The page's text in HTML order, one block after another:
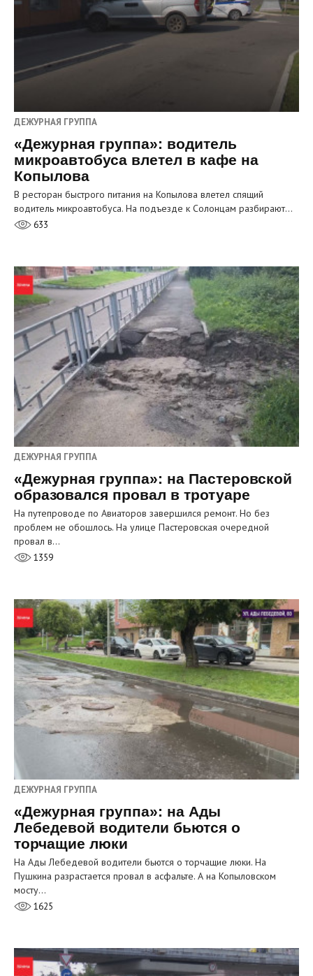
ДЕЖУРНАЯ ГРУППА
«Дежурная группа»: водитель
микроавтобуса влетел в кафе на
Копылова
В ресторан быстрого питания на Копылова влетел спящий
водитель микроавтобуса. На подъезде к Солонцам разбирают…
633
ДЕЖУРНАЯ ГРУППА
«Дежурная группа»: на Пастеровской
образовался провал в тротуаре
На путепроводе по Авиаторов завершился ремонт. Но без
проблем не обошлось. На улице Пастеровская очередной
провал в…
1359
ДЕЖУРНАЯ ГРУППА
«Дежурная группа»: на Ады
Лебедевой водители бьются о
торчащие люки
На Ады Лебедевой водители бьются о торчащие люки. На
Пушкина разрастается провал в асфальте. А на Копыловском
мосту…
1625